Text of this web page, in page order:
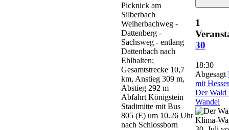
Picknick am
Silberbach
Weiherbachweg -
Dattenberg -
Sachsweg - entlang
Dattenbach nach
Ehlhalten;
Gesamtstrecke 10,7
km, Anstieg 309 m,
Abstieg 292 m
Abfahrt Königstein
Stadtmitte mit Bus
805 (E) um 10.26 Uhr
nach Schlossborn
1
30
18:30
Abgesagt
mit
Der
Wandel